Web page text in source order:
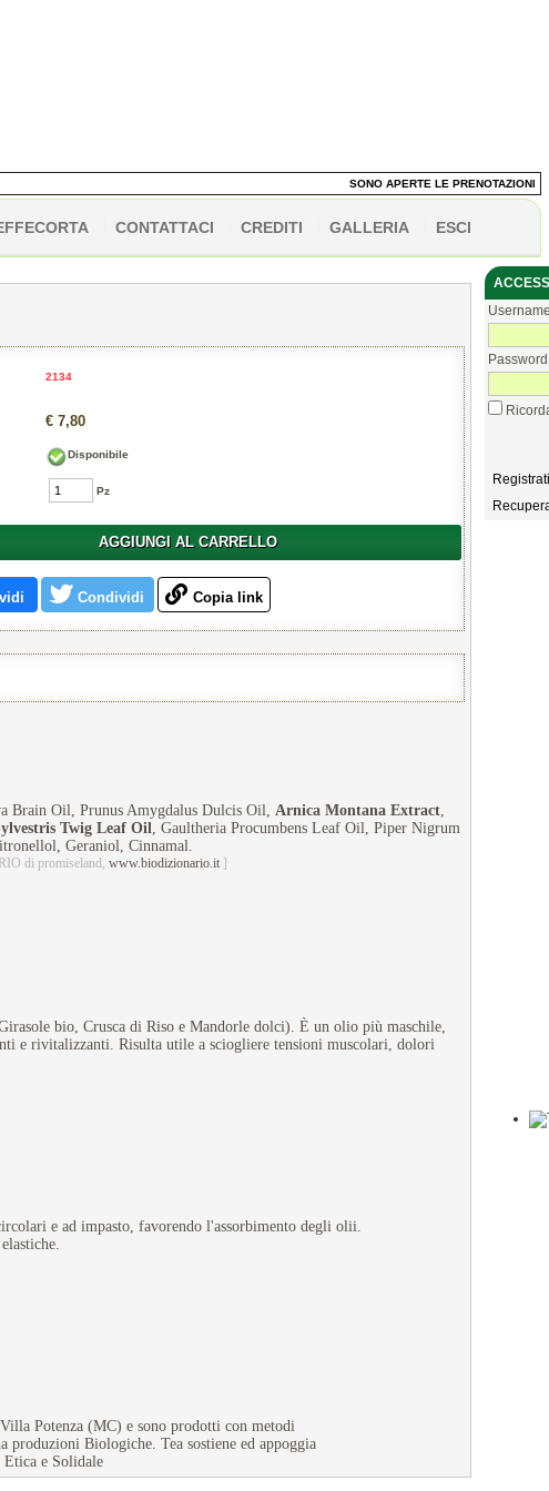
SONO APERTE LE PRENOTAZIONI
CONTATTACI CREDITI GALLERIA ESCI
2134
€ 7,80
Disponibile
Pz
AGGIUNGI AL CARRELLO
Condividi Copia link
Brain Oil, Prunus Amygdalus Dulcis Oil, Arnica Montana Extract,
Twig Leaf Oil, Gaultheria Procumbens Leaf Oil, Piper Nigrum
Geraniol, Cinnamal.
di promiseland, www.biodizionario.it ]
bio, Crusca di Riso e Mandorle dolci). È un olio più maschile,
e rivitalizzanti. Risulta utile a sciogliere tensioni muscolari, dolori
e ad impasto, favorendo l'assorbimento degli olii.
Potenza (MC) e sono prodotti con metodi
produzioni Biologiche. Tea sostiene ed appoggia
e Solidale
Password
Registrati